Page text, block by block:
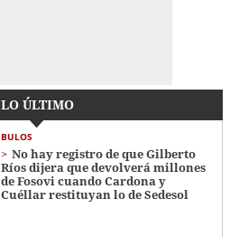
LO ÚLTIMO
BULOS
No hay registro de que Gilberto
Ríos dijera que devolverá millones
de Fosovi cuando Cardona y
Cuéllar restituyan lo de Sedesol